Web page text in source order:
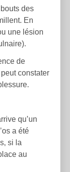
des
En
une lésion
de
constater
qu’un
a été
si la
au